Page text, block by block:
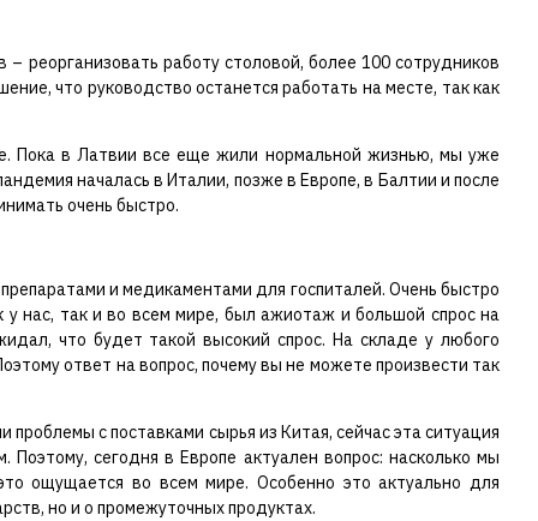
реорганизовать работу столовой, более 100 сотрудников
что руководство останется работать на месте, так как
Пока в Латвии все еще жили нормальной жизнью, мы уже
началась в Италии, позже в Европе, в Балтии и после
очень быстро.
и медикаментами для госпиталей. Очень быстро
у нас, так и во всем мире, был ажиотаж и большой спрос на
что будет такой высокий спрос. На складе у любого
ответ на вопрос, почему вы не можете произвести так
с поставками сырья из Китая, сейчас эта ситуация
сегодня в Европе актуален вопрос: насколько мы
ощущается во всем мире. Особенно это актуально для
но и о промежуточных продуктах.